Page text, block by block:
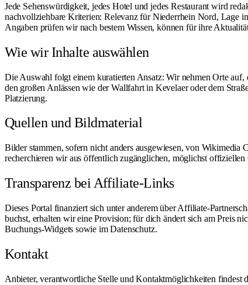
Jede Sehenswürdigkeit, jedes Hotel und jedes Restaurant wird
nachvollziehbare Kriterien: Relevanz für Niederrhein Nord, Lage
Angaben prüfen wir nach bestem Wissen, können für ihre
Wie wir Inhalte auswählen
Die Auswahl folgt einem kuratierten Ansatz: Wir nehmen Orte
den großen Anlässen wie der Wallfahrt in Kevelaer oder dem
Platzierung.
Quellen und Bildmaterial
Bilder stammen, sofern nicht anders ausgewiesen, von
recherchieren wir aus öffentlich zugänglichen, möglichst offiziellen
Transparenz bei Affiliate-Links
Dieses Portal finanziert sich unter anderem über Affiliate-
buchst, erhalten wir eine Provision; für dich ändert sich am Preis
Buchungs-Widgets sowie imDatenschutz.
Kontakt
Anbieter, verantwortliche Stelle und Kontaktmöglichkeiten findest